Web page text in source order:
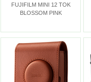
FUJIFILM MINI 12 TOK
BLOSSOM PINK